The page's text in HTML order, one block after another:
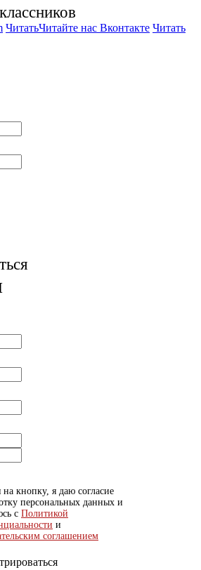
ЧитатьЧитайте нас Вконтакте Читать
кнопку, я даю согласие
персональных данных и
с Политикой
и
соглашением